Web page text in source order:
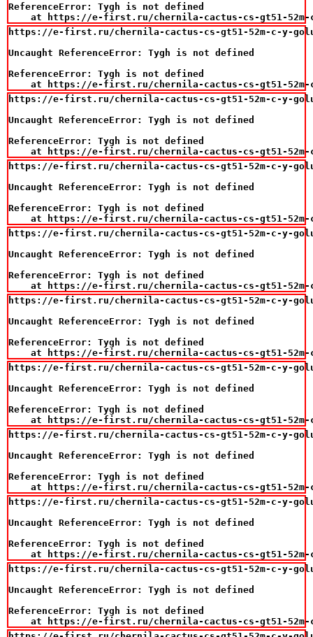
ReferenceError: Tygh is not defined
at https://e-first.ru/chernila-cactus-cs-gt51-
https://e-first.ru/chernila-cactus-cs-gt51-52m-c-y-
Uncaught ReferenceError: Tygh is not defined
ReferenceError: Tygh is not defined
at https://e-first.ru/chernila-cactus-cs-gt51-
https://e-first.ru/chernila-cactus-cs-gt51-52m-c-y-
Uncaught ReferenceError: Tygh is not defined
ReferenceError: Tygh is not defined
at https://e-first.ru/chernila-cactus-cs-gt51-
https://e-first.ru/chernila-cactus-cs-gt51-52m-c-y-
Uncaught ReferenceError: Tygh is not defined
ReferenceError: Tygh is not defined
at https://e-first.ru/chernila-cactus-cs-gt51-
https://e-first.ru/chernila-cactus-cs-gt51-52m-c-y-
Uncaught ReferenceError: Tygh is not defined
ReferenceError: Tygh is not defined
at https://e-first.ru/chernila-cactus-cs-gt51-
https://e-first.ru/chernila-cactus-cs-gt51-52m-c-y-
Uncaught ReferenceError: Tygh is not defined
ReferenceError: Tygh is not defined
at https://e-first.ru/chernila-cactus-cs-gt51-
https://e-first.ru/chernila-cactus-cs-gt51-52m-c-y-
Uncaught ReferenceError: Tygh is not defined
ReferenceError: Tygh is not defined
at https://e-first.ru/chernila-cactus-cs-gt51-
https://e-first.ru/chernila-cactus-cs-gt51-52m-c-y-
Uncaught ReferenceError: Tygh is not defined
ReferenceError: Tygh is not defined
at https://e-first.ru/chernila-cactus-cs-gt51-
https://e-first.ru/chernila-cactus-cs-gt51-52m-c-y-
Uncaught ReferenceError: Tygh is not defined
ReferenceError: Tygh is not defined
at https://e-first.ru/chernila-cactus-cs-gt51-
https://e-first.ru/chernila-cactus-cs-gt51-52m-c-y-
Uncaught ReferenceError: Tygh is not defined
ReferenceError: Tygh is not defined
at https://e-first.ru/chernila-cactus-cs-gt51-